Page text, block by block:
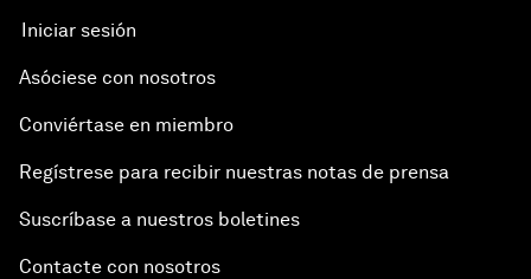
Iniciar sesión
Asóciese con nosotros
Conviértase en miembro
Regístrese para recibir nuestras notas de prensa
Suscríbase a nuestros boletines
Contacte con nosotros